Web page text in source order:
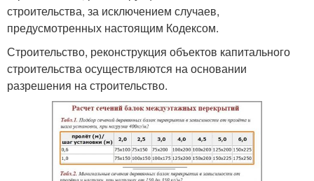
строительства, за исключением случаев,
предусмотренных настоящим Кодексом.
Строительство, реконструкция объектов капитального
строительства осуществляются на основании
разрешения на строительство.